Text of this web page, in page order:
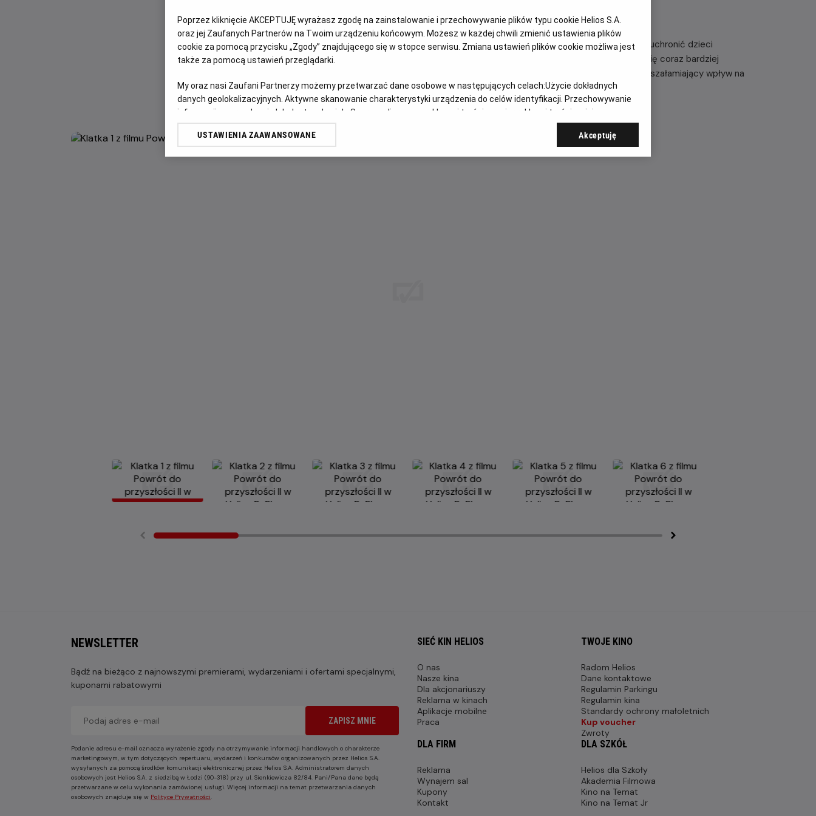
OPIS WYDARZENIA
Marty McFly i doktor Brown powracają! Tym razem muszą udać się w przyszłość, by uchronić dzieci
Marty'ego przed niebezpieczeństwem. Od tego momentu podróże w czasie stają się coraz bardziej
szalone, a ekipa musi wykonywać liczne skoki w czasie, ponieważ ich wyprawy mają oszałamiający wpływ na
bieg historii. To wymagająca – ale wciąż niezwykle zabawna – kontynuacja serii.
NEWSLETTER
Bądź na bieżąco z najnowszymi premierami, wydarzeniami i ofertami specjalnymi,
kuponami rabatowymi
ZAPISZ MNIE
Podanie adresu e-mail oznacza wyrażenie zgody na otrzymywanie informacji handlowych o charakterze
marketingowym, w tym dotyczących repertuaru, wydarzeń i konkursów organizowanych przez Helios S.A.
wysyłanych za pomocą środków komunikacji elektronicznej przez Helios S.A. Administratorem danych
osobowych jest Helios S.A. z siedzibą w Łodzi (90-318) przy ul. Sienkiewicza 82/84. Pani/Pana dane będą
przetwarzane w celu wykonania zamówionej usługi. Więcej informacji na temat przetwarzania danych
osobowych znajduje się w Polityce Prywatności.
SIEĆ KIN HELIOS
O nas
Nasze kina
Dla akcjonariuszy
Reklama w kinach
Aplikacje mobilne
Praca
TWOJE KINO
Radom Helios
Dane kontaktowe
Regulamin Parkingu
Regulamin kina
Standardy ochrony małoletnich
Kup voucher
Zwroty
DLA FIRM
Reklama
Wynajem sal
Kupony
Kontakt
DLA SZKÓŁ
Helios dla Szkoły
Akademia Filmowa
Kino na Temat
Kino na Temat Jr
Poprzez kliknięcie AKCEPTUJĘ wyrażasz zgodę na zainstalowanie i przechowywanie plików typu cookie Helios S.A.
oraz jej Zaufanych Partnerów na Twoim urządzeniu końcowym. Możesz w każdej chwili zmienić ustawienia plików
cookie za pomocą przycisku „Zgody” znajdującego się w stopce serwisu. Zmiana ustawień plików cookie możliwa jest
także za pomocą ustawień przeglądarki.
My oraz nasi Zaufani Partnerzy możemy przetwarzać dane osobowe w następujących celach:Użycie dokładnych
danych geolokalizacyjnych. Aktywne skanowanie charakterystyki urządzenia do celów identyfikacji. Przechowywanie
informacji na urządzeniu lub dostęp do nich. Spersonalizowane reklamy i treści, pomiar reklam i treści, opinie
odbiorców i ulepszanie usług.
Lista Zaufanych Partnerów
USTAWIENIA ZAAWANSOWANE Akceptuję